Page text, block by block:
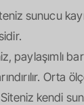
sunucu
paylaşımlı
Orta
kendi